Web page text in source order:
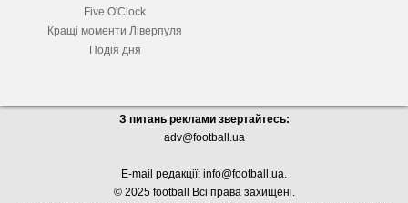
Five O'Clock
Кращі моменти Ліверпуля
Подія дня
З питань реклами звертайтесь:
adv@football.ua
E-mail редакції: info@football.ua.
© 2025 football Всі права захищені.